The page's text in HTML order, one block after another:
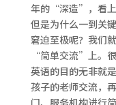
年的“深造”，看上
但是为什么一到关
窘迫至极呢？我们
“简单交流”上。
英语的目的无非就
孩子的老师交流，
门、服务机构进行